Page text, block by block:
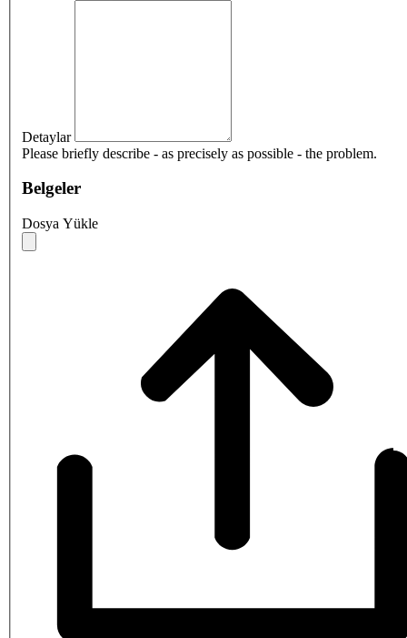
Detaylar
Please briefly describe - as precisely as possible - the problem.
Belgeler
Dosya Yükle